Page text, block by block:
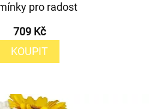
pro radost
709 Kč
KOUPIT